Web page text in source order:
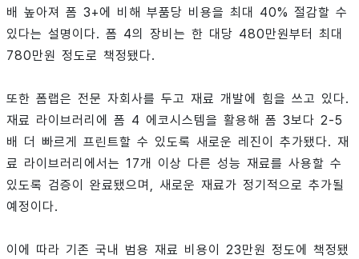
배 높아져 폼 3+에 비해 부품당 비용을 최대 40% 절감할 수
있다는 설명이다. 폼 4의 장비는 한 대당 480만원부터 최대
780만원 정도로 책정됐다.
또한 폼랩은 전문 자회사를 두고 재료 개발에 힘을 쓰고 있다.
재료 라이브러리에 폼 4 에코시스템을 활용해 폼 3보다 2-5
배 더 빠르게 프린트할 수 있도록 새로운 레진이 추가됐다. 재
료 라이브러리에서는 17개 이상 다른 성능 재료를 사용할 수
있도록 검증이 완료됐으며, 새로운 재료가 정기적으로 추가될
예정이다.
이에 따라 기존 국내 범용 재료 비용이 23만원 정도에 책정됐